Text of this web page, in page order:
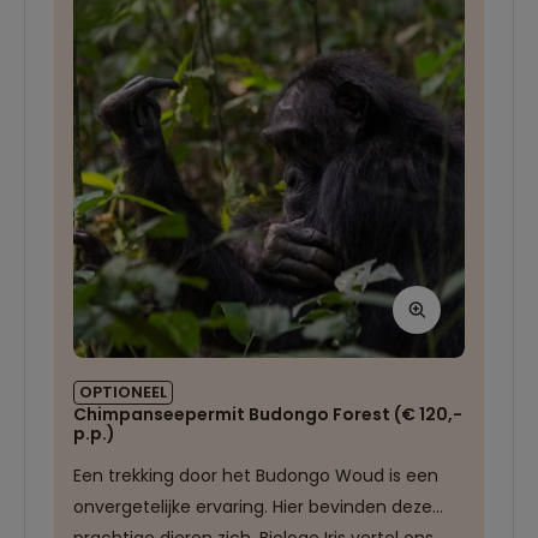
OPTIONEEL
Chimpanseepermit Budongo Forest (€ 120,-
p.p.)
Een trekking door het Budongo Woud is een
onvergetelijke ervaring. Hier bevinden deze